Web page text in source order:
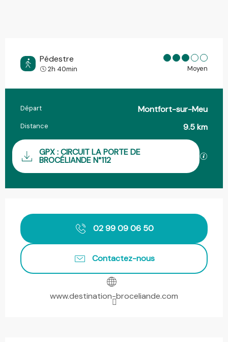
Pédestre
2h 40min Moyen
Informations pratiques
Départ Montfort-sur-Meu
Distance 9.5 km
GPX : CIRCUIT LA PORTE DE
BROCÉLIANDE N°112
02 99 09 06 50
Contactez-nous
www.destination-broceliande.com